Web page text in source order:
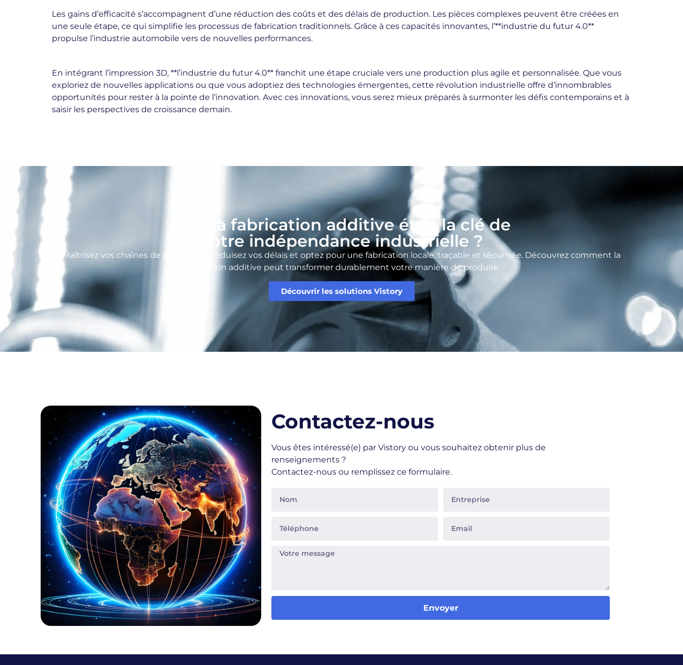
Les gains d’efficacité s’accompagnent d’une réduction des coûts et des délais de production. Les pièces complexes peuvent être créées en
une seule étape, ce qui simplifie les processus de fabrication traditionnels. Grâce à ces capacités innovantes, l’**industrie du futur 4.0**
propulse l’industrie automobile vers de nouvelles performances.
En intégrant l’impression 3D, **l’industrie du futur 4.0** franchit une étape cruciale vers une production plus agile et personnalisée. Que vous
exploriez de nouvelles applications ou que vous adoptiez des technologies émergentes, cette révolution industrielle offre d’innombrables
opportunités pour rester à la pointe de l’innovation. Avec ces innovations, vous serez mieux préparés à surmonter les défis contemporains et à
saisir les perspectives de croissance demain.
Et si la fabrication additive était la clé de
votre indépendance industrielle ?
Maîtrisez vos chaînes de production, réduisez vos délais et optez pour une fabrication locale, traçable et sécurisée. Découvrez comment la
fabrication additive peut transformer durablement votre manière de produire.
Découvrir les solutions Vistory
Contactez-nous
Vous êtes intéressé(e) par Vistory ou vous souhaitez obtenir plus de
renseignements ?
Contactez-nous ou remplissez ce formulaire.
Envoyer